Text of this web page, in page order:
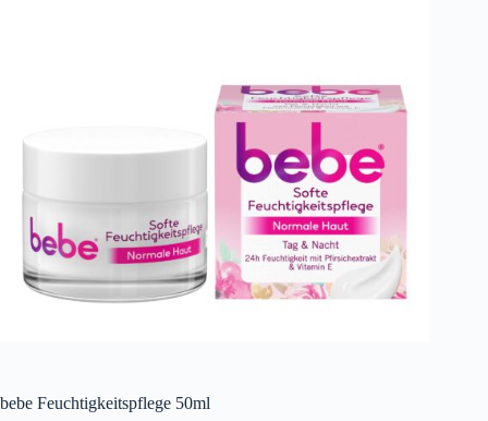
bebe Feuchtigkeitspflege 50ml